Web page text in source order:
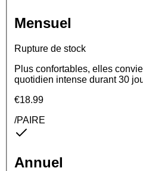
Mensuel
Rupture de stock
Plus confortables, elles
quotidien intense durant 30
€18.99
/PAIRE
Annuel